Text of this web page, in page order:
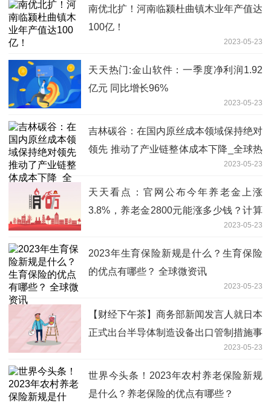
南优北扩！河南临颍杜曲镇木业年产值达
100亿！
2023-05-23
天天热门:金山软件：一季度净利润1.92
亿元 同比增长96%
2023-05-23
吉林碳谷：在国内原丝成本领域保持绝对
领先 推动了产业链整体成本下降_全球热
2023-05-23
天天看点：官网公布今年养老金上涨
3.8%，养老金2800元能涨多少钱？计算
2023-05-23
2023年生育保险新规是什么？生育保险
的优点有哪些？ 全球微资讯
2023-05-23
【财经下午茶】商务部新闻发言人就日本
正式出台半导体制造设备出口管制措施事
答记者问；沪指跌1.52%|天天热头条2023-05-23
世界今头条！2023年农村养老保险新规
是什么？养老保险的优点有哪些？